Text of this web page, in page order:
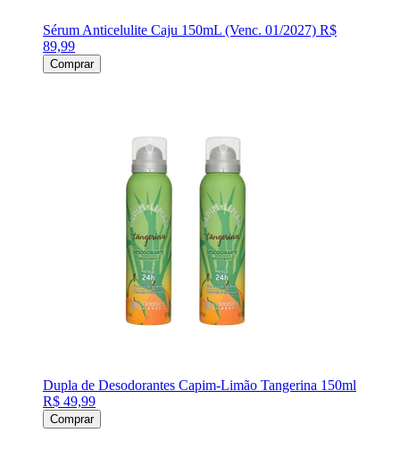
Sérum Anticelulite Caju 150mL (Venc. 01/2027) R$
89,99
Comprar
Dupla de Desodorantes Capim-Limão Tangerina 150ml
R$ 49,99
Comprar